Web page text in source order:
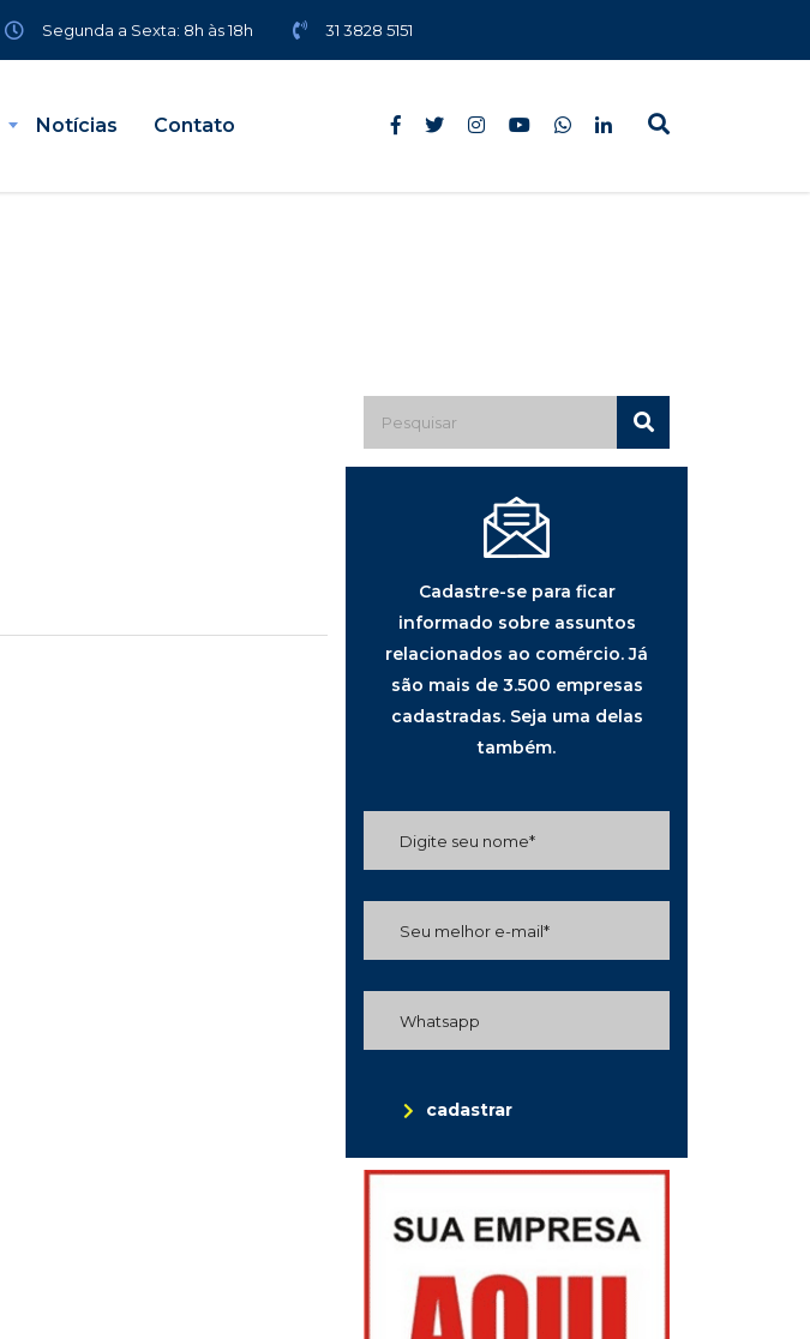
Segunda a Sexta: 8h às 18h 31 3828 5151
Notícias Contato
Cadastre-se para ficar
informado sobre assuntos
relacionados ao comércio. Já
são mais de 3.500 empresas
cadastradas. Seja uma delas
também.
cadastrar